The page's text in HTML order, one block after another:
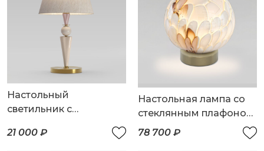
Настольный
светильник с
21 000 ₽
Настольная лампа со
стеклянным плафоном
ручной работы
78 700 ₽